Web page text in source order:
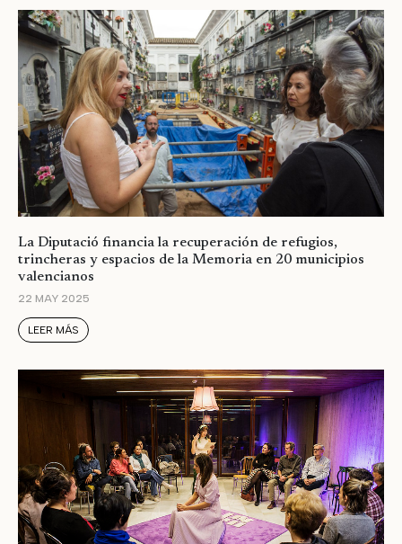
La Diputació financia la recuperación de refugios,
trincheras y espacios de la Memoria en 20 municipios
valencianos
22 MAY 2025
LEER MÁS